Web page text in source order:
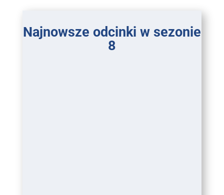
Najnowsze odcinki w sezonie
8